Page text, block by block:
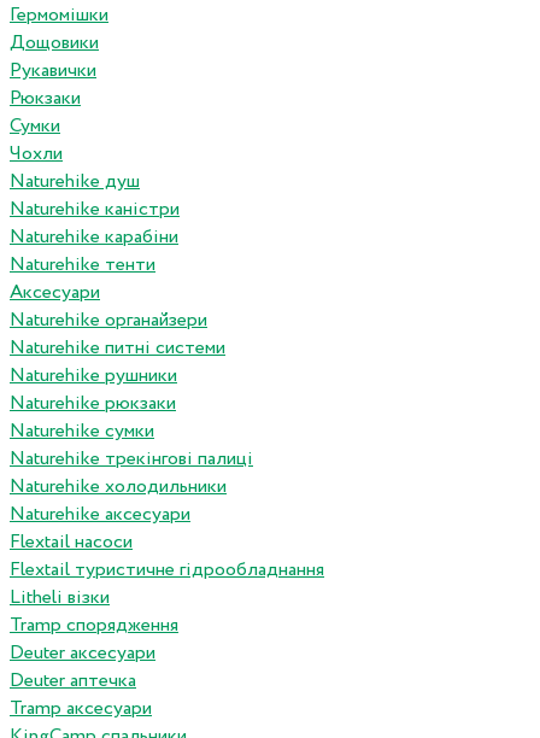
Гермомішки
Дощовики
Рукавички
Рюкзаки
Сумки
Чохли
Naturehike душ
Naturehike каністри
Naturehike карабіни
Naturehike тенти
Аксесуари
Naturehike органайзери
Naturehike питні системи
Naturehike рушники
Naturehike рюкзаки
Naturehike сумки
Naturehike трекінгові палиці
Naturehike холодильники
Naturehike аксесуари
Flextail насоси
Flextail туристичне гідрообладнання
Litheli візки
Tramp спорядження
Deuter аксесуари
Deuter аптечка
Tramp аксесуари